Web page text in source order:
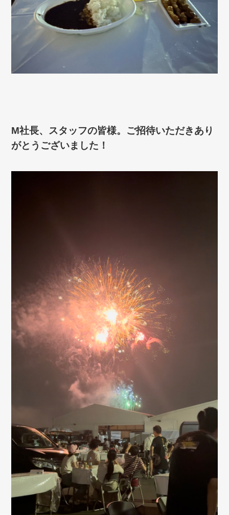
M社長、スタッフの皆様。ご招待いただきあり
がとうございました！